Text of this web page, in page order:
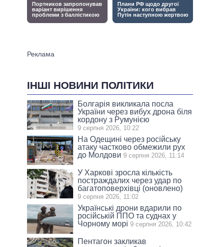
ІНШІ НОВИНИ ПОЛІТИКИ
Болгарія викликала посла
України через вибух дрона біля
кордону з Румунією
9 серпня 2026, 10:22
На Одещині через російську
атаку частково обмежили рух
до Молдови 9 серпня 2026, 11:14
У Харкові зросла кількість
постраждалих через удар по
багатоповерхівці (оновлено)
9 серпня 2026, 11:02
Українські дрони вдарили по
російській ППО та суднах у
Чорному морі 9 серпня 2026, 10:42
Пентагон закликав